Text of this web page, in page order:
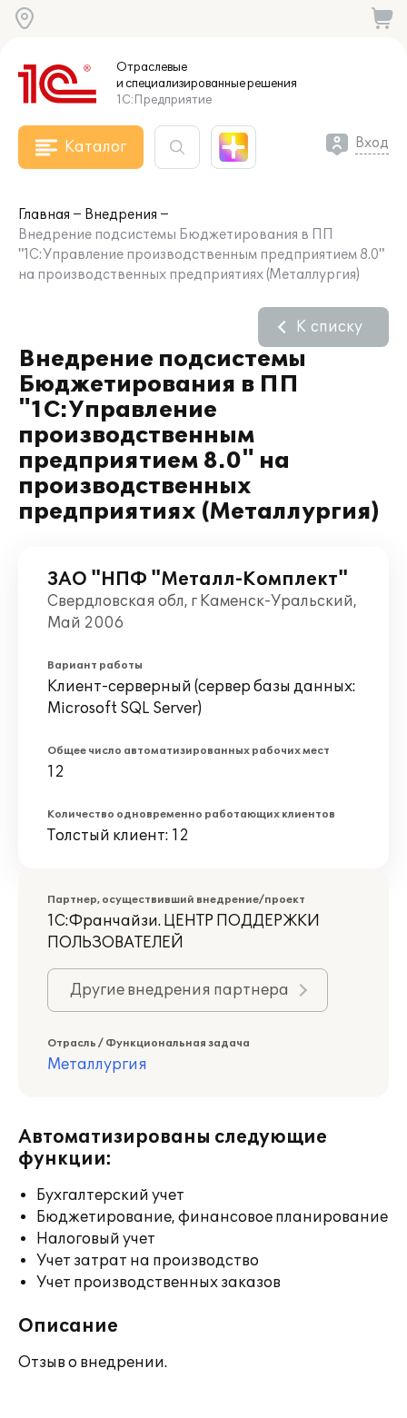
Отраслевые
и специализированныерешения
1С:Предприятие
Каталог Вход
Главная
Внедрения
Внедрение подсистемы Бюджетирования в ПП
"1С:Управление производственным предприятием 8.0"
на производственных предприятиях (Металлургия)
Внедрение подсистемы
Бюджетирования в ПП
"1С:Управление
производственным
предприятием 8.0" на
производственных
предприятиях (Металлургия)
К списку
ЗАО "НПФ "Металл-Комплект"
Свердловская обл, г Каменск-Уральский,
Май 2006
Вариант работы
Клиент-серверный (сервер базы данных:
Microsoft SQL Server)
Общее число автоматизированных рабочих мест
12
Количество одновременно работающих клиентов
Толстый клиент: 12
Партнер, осуществивший внедрение/проект
1С:Франчайзи. ЦЕНТР ПОДДЕРЖКИ
ПОЛЬЗОВАТЕЛЕЙ
Другие внедрения партнера
Отрасль / Функциональная задача
Металлургия
Автоматизированы следующие
функции:
Бухгалтерский учет
Бюджетирование, финансовое планирование
Налоговый учет
Учет затрат на производство
Учет производственных заказов
Описание
Отзыв о внедрении.